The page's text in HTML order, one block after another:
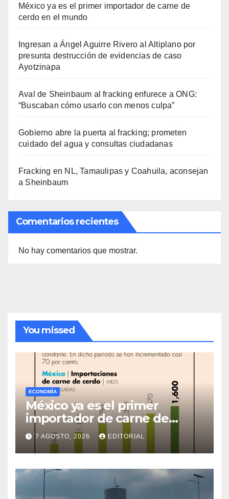
México ya es el primer importador de carne de
cerdo en el mundo
Ingresan a Ángel Aguirre Rivero al Altiplano por
presunta destrucción de evidencias de caso
Ayotzinapa
Aval de Sheinbaum al fracking enfurece a ONG:
“Buscaban cómo usarlo con menos culpa”
Gobierno abre la puerta al fracking; prometen
cuidado del agua y consultas ciudadanas
Fracking en NL, Tamaulipas y Coahuila, aconsejan
a Sheinbaum
Comentarios recientes
No hay comentarios que mostrar.
You missed
ECONOMÍA
México ya es el primer
importador de carne de
cerdo en el mundo
7 AGOSTO, 2026 EDITORIAL